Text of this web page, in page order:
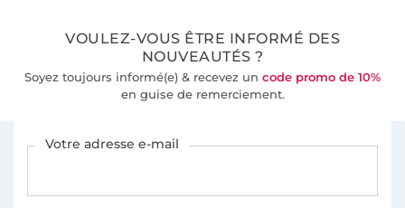
VOULEZ-VOUS ÊTRE INFORMÉ DES
NOUVEAUTÉS ?
Soyez toujours informé(e) & recevez un code promo de 10%
en guise de remerciement.
Votre adresse e-mail